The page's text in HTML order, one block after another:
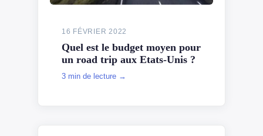
16 FÉVRIER 2022
Quel est le budget moyen pour
un road trip aux Etats-Unis ?
3 min de lecture →